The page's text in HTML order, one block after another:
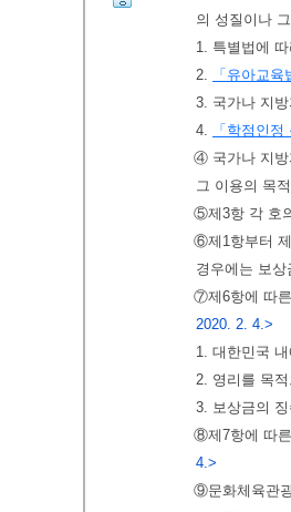
의 성질이나
1. 특별법에
2.
「유아교육
3. 국가나 지
4.
「학점인
④ 국가나 지방
그 이용의 목
⑤제3항 각 호
⑥제1항부터
경우에는 보
⑦제6항에 따
2020. 2. 4.>
1. 대한민국
2. 영리를 목
3. 보상금의
⑧제7항에 따
4.>
⑨문화체육관